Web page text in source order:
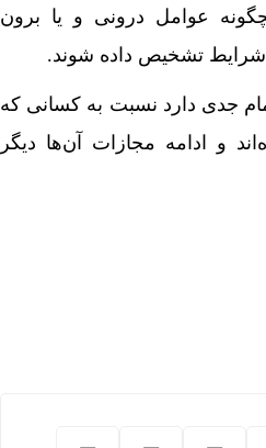
عوامل درونی و یا برون
شرایط تشخیص داده شوند.
جدی دارد نسبت به کسانی که
و ادامه مجازات آن‌ها دیگر